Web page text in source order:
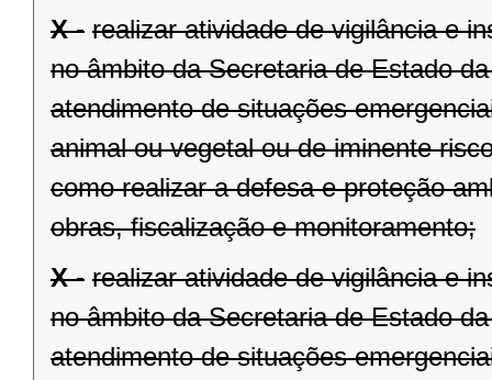
X - realizar atividade de vigilância e
no âmbito da Secretaria de Estado
atendimento de situações
animal ou vegetal ou de iminente
como realizar a defesa e proteção
obras, fiscalização e monitoramento;
X - realizar atividade de vigilância e
no âmbito da Secretaria de Estado
atendimento de situações